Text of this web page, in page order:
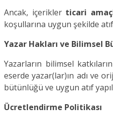
Ancak, içerikler ticari
koşullarına uygun şekilde
Yazar Hakları ve Bilimsel
Yazarların bilimsel
eserde yazar(lar)ın adı ve
bütünlüğü ve uygun atıf
Ücretlendirme Politikası